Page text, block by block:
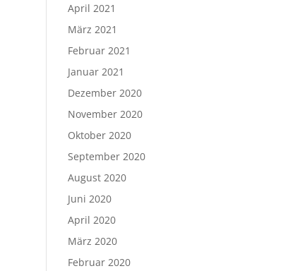
April 2021
März 2021
Februar 2021
Januar 2021
Dezember 2020
November 2020
Oktober 2020
September 2020
August 2020
Juni 2020
April 2020
März 2020
Februar 2020